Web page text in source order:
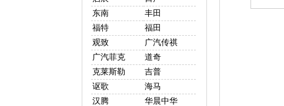
东南
丰田
福特
福田
观致
广汽传祺
广汽菲克
道奇
克莱斯勒
吉普
讴歌
海马
汉腾
华晨中华